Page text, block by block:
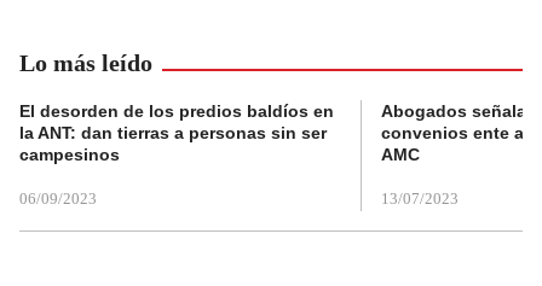
Lo más leído
El desorden de los predios baldíos en
la ANT: dan tierras a personas sin ser
campesinos
06/09/2023
Abogados
convenios ente
AMC
13/07/2023